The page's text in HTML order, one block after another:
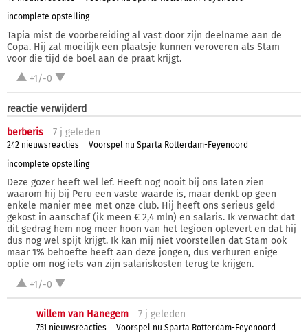
incomplete opstelling
Tapia mist de voorbereiding al vast door zijn deelname aan de
Copa. Hij zal moeilijk een plaatsje kunnen veroveren als Stam
voor die tijd de boel aan de praat krijgt.
+1/-0
reactie verwijderd
berberis 7 j geleden
242 nieuwsreacties
Voorspel nu Sparta Rotterdam-Feyenoord
incomplete opstelling
Deze gozer heeft wel lef. Heeft nog nooit bij ons laten zien
waarom hij bij Peru een vaste waarde is, maar denkt op geen
enkele manier mee met onze club. Hij heeft ons serieus geld
gekost in aanschaf (ik meen € 2,4 mln) en salaris. Ik verwacht dat
dit gedrag hem nog meer hoon van het legioen oplevert en dat hij
dus nog wel spijt krijgt. Ik kan mij niet voorstellen dat Stam ook
maar 1% behoefte heeft aan deze jongen, dus verhuren enige
optie om nog iets van zijn salariskosten terug te krijgen.
+1/-0
willem van Hanegem 7 j geleden
751 nieuwsreacties
Voorspel nu Sparta Rotterdam-Feyenoord